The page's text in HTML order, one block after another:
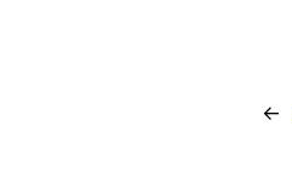
←